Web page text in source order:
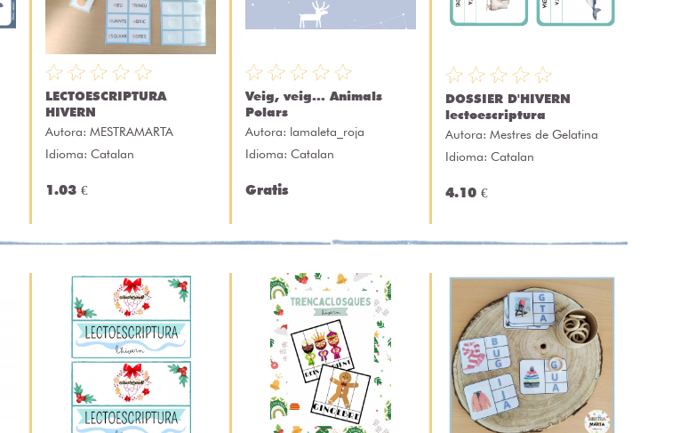
LECTOESCRIPTURA
HIVERN
Autora: MESTRAMARTA
Idioma: Catalan
1.03 €
Veig, veig... Animals
Polars
Autora: lamaleta_roja
Idioma: Catalan
Gratis
DOSSIER D'HIVERN
lectoescriptura
Autora: Mestres de Gelatina
Idioma: Catalan
4.10 €